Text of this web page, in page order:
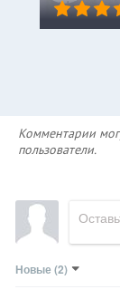
Комментарии
пользователи.
Новые (2)